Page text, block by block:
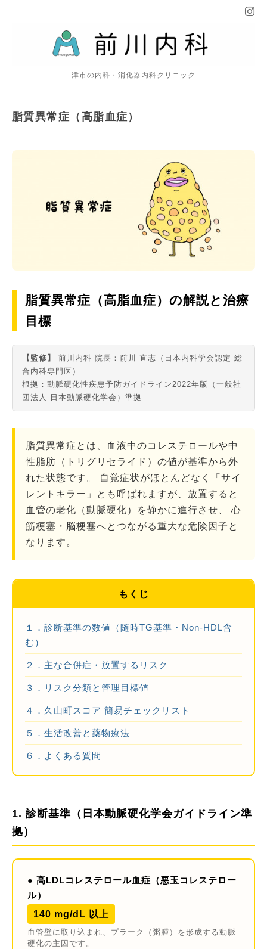
津市の内科・消化器内科クリニック
脂質異常症（高脂血症）
脂質異常症（高脂血症）の解説と治療
目標
【監修】
前川内科 院長：前川 直志（日本内科学会認定 総
合内科専門医）
根拠：動脈硬化性疾患予防ガイドライン2022年版（一般社
団法人 日本動脈硬化学会）準拠
脂質異常症とは、血液中のコレステロールや中
性脂肪（トリグリセライド）の値が基準から外
れた状態です。 自覚症状がほとんどなく「サイ
レントキラー」とも呼ばれますが、放置すると
血管の老化（動脈硬化）を静かに進行させ、 心
筋梗塞・脳梗塞へとつながる重大な危険因子と
なります。
もくじ
１．診断基準の数値（随時TG基準・Non-HDL含
む）
２．主な合併症・放置するリスク
３．リスク分類と管理目標値
４．久山町スコア 簡易チェックリスト
５．生活改善と薬物療法
６．よくある質問
1. 診断基準（日本動脈硬化学会ガイドライン準
拠）
● 高LDLコレステロール血症（悪玉コレステロー
ル）
140 mg/dL 以上
血管壁に取り込まれ、プラーク（粥腫）を形成する動脈
硬化の主因です。